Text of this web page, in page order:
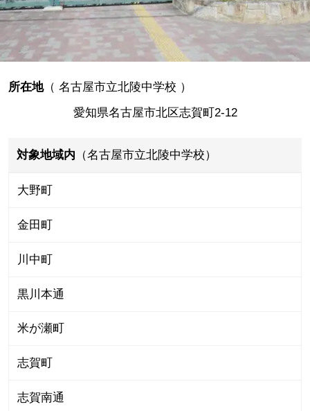
所在地（ 名古屋市立北陵中学校 ）
愛知県名古屋市北区志賀町2-12
対象地域内 （名古屋市立北陵中学校）
大野町
金田町
川中町
黒川本通
米が瀬町
志賀町
志賀南通